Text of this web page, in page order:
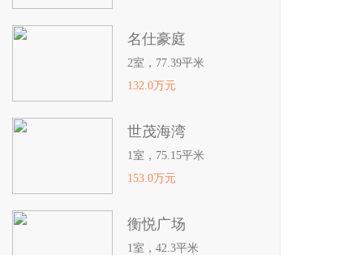
名仕豪庭
2室，77.39平米
132.0万元
世茂海湾
1室，75.15平米
153.0万元
衡悦广场
1室，42.3平米